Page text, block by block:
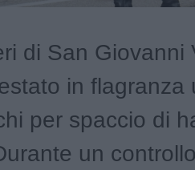
di San Giovanni
in flagranza
per spaccio di
un